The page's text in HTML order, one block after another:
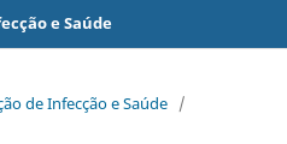
e Saúde
de Infecção e Saúde /